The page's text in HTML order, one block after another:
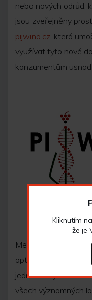
nebo nových odrůd,
jsou zveřejněny
pijwino.cz, která
využívat tyto nové
konzumentům
Metodika detekce
optimalizována pro
jednoduchý a velmi
všech významných
Kliknutím
že je